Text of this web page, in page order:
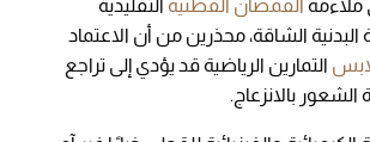
القمصان القطنية التقليدية
الشاقة، محذرين من أن الاعتماد
التمارين الرياضية قد يؤدي إلى تراجع
الشعور بالانزعاج.